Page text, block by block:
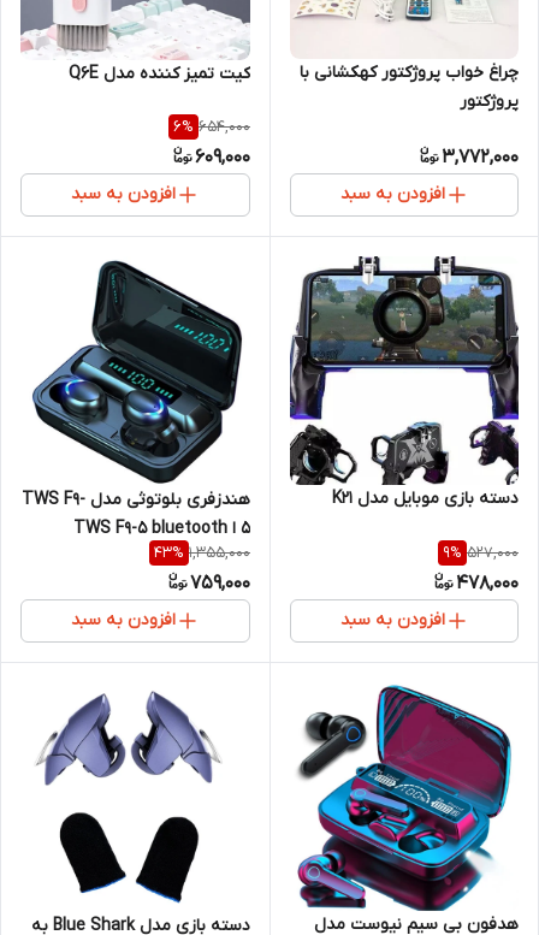
چراغ خواب پروژکتور کهکشانی با
پروژکتور
3,772,000
افزودن به سبد
کیت تمیز کننده مدل Q6E
654,000
6%
609,000
افزودن به سبد
دسته بازی موبایل مدل K21
527,000
9%
478,000
افزودن به سبد
هندزفری بلوتوثی مدل TWS F9-
5 ا TWS F9-5 bluetooth
Earbuds
1,355,000
43%
759,000
افزودن به سبد
هدفون بی سیم نیوست مدل دسته بازی مدل Blue Shark به